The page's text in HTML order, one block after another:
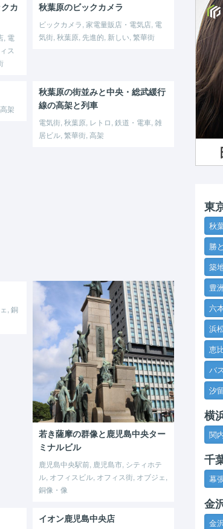
カ
, 電
ス
秋葉原のビックカメラ
ビックカメラ, 家電量販店・電気店, 電
気街, 秋葉原, 先進的, 新しい, 繁華街
架
秋葉原の街並みと中央・総武緩行
線の高架と列車
電気街, 秋葉原, レトロ, 鉄道・電車, 雑
居ビル, 繁華街, 高架
, 銅
若き薩摩の群像と鹿児島中央ター
ミナルビル
鹿児島中央駅前, 鹿児島市, シティホテ
ル, オフィスビル, オフィス街, オブジェ,
銅像・像
イオン鹿児島中央店
東
秋
勝
築
豊
六
浜
恵
バ
汐
横
関
千
幕
金
金